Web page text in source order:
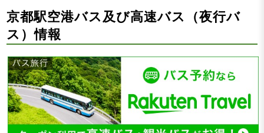
京都駅空港バス及び高速バス（夜行バ
ス）情報